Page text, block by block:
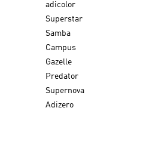
adicolor
Superstar
Samba
Campus
Gazelle
Predator
Supernova
Adizero